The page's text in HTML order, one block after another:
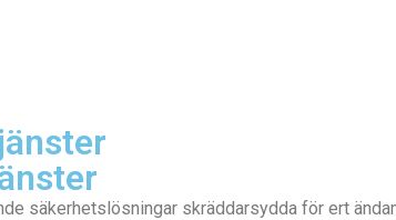
säkerhetslösningar skräddarsydda för ert